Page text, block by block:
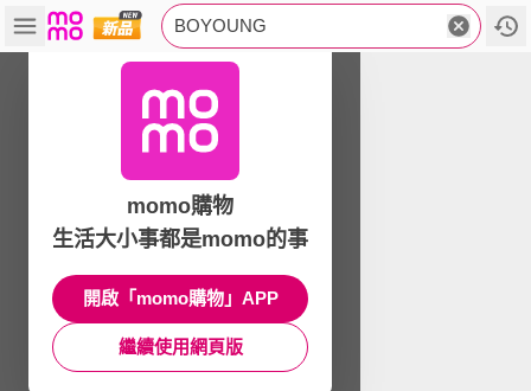
BOYOUNG
momo購物
生活大小事都是momo的事
開啟「momo購物」APP
繼續使用網頁版